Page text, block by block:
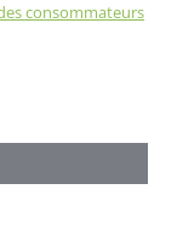
consommateurs